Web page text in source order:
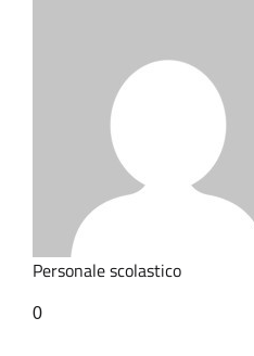
Personale scolastico
0